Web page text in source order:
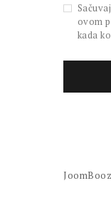
ovom
kada
JoomBooz